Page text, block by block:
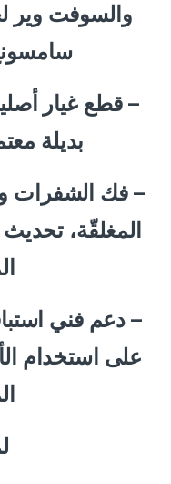
والسوفت وير
– قطع غيار
بديلة
– فك الشفرات
المغلقّة،
– دعم فني
على استخدام